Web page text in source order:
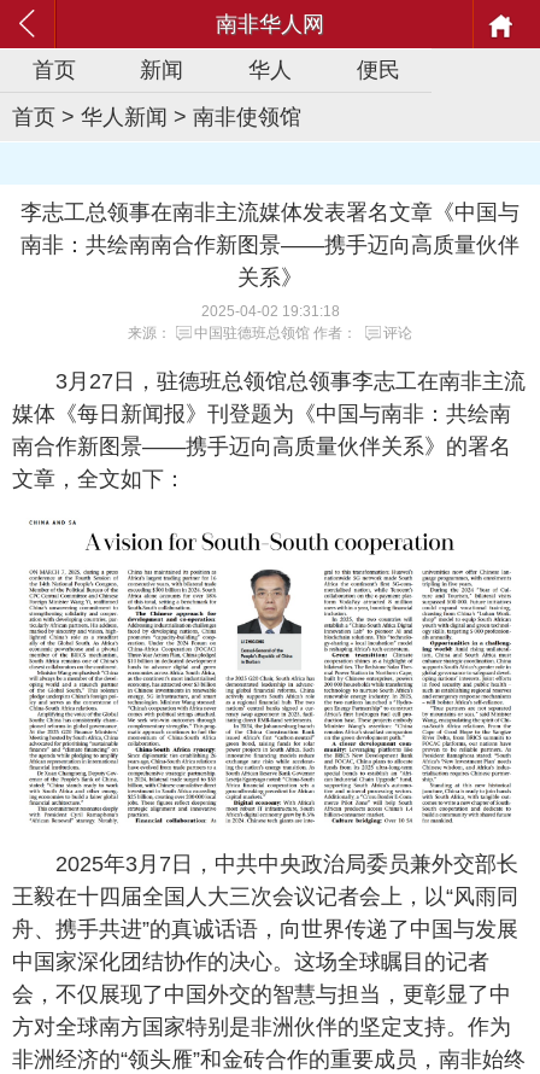
南非华人网
首页
新闻 华人
便民
首页 > 华人新闻 > 南非使领馆
李志工总领事在南非主流媒体发表署名文章《中国与
南非：共绘南南合作新图景——携手迈向高质量伙伴
关系》
2025-04-02 19:31:18
来源：
中国驻德班总领馆 作者： 评论
3月27日，驻德班总领馆总领事李志工在南非主流
媒体《每日新闻报》刊登题为《中国与南非：共绘南
南合作新图景——携手迈向高质量伙伴关系》的署名
文章，全文如下：
2025年3月7日，中共中央政治局委员兼外交部长
王毅在十四届全国人大三次会议记者会上，以“风雨同
舟、携手共进”的真诚话语，向世界传递了中国与发展
中国家深化团结协作的决心。这场全球瞩目的记者
会，不仅展现了中国外交的智慧与担当，更彰显了中
方对全球南方国家特别是非洲伙伴的坚定支持。作为
非洲经济的“领头雁”和金砖合作的重要成员，南非始终